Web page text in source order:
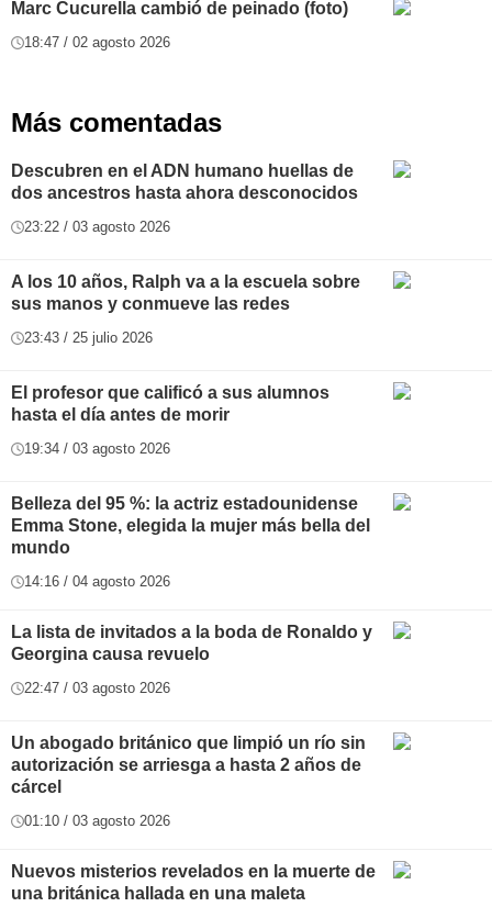
Marc Cucurella cambió de peinado (foto)
18:47 / 02 agosto 2026
Más comentadas
Descubren en el ADN humano huellas de
dos ancestros hasta ahora desconocidos
23:22 / 03 agosto 2026
A los 10 años, Ralph va a la escuela sobre
sus manos y conmueve las redes
23:43 / 25 julio 2026
El profesor que calificó a sus alumnos
hasta el día antes de morir
19:34 / 03 agosto 2026
Belleza del 95 %: la actriz estadounidense
Emma Stone, elegida la mujer más bella del
mundo
14:16 / 04 agosto 2026
La lista de invitados a la boda de Ronaldo y
Georgina causa revuelo
22:47 / 03 agosto 2026
Un abogado británico que limpió un río sin
autorización se arriesga a hasta 2 años de
cárcel
01:10 / 03 agosto 2026
Nuevos misterios revelados en la muerte de
una británica hallada en una maleta